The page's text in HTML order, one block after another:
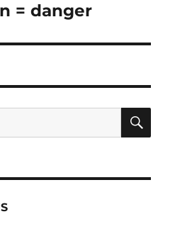
= danger